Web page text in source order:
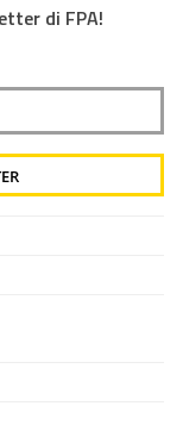
di FPA!